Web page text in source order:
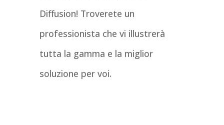
Diffusion! Troverete un
professionista che vi illustrerà
tutta la gamma e la miglior
soluzione per voi.